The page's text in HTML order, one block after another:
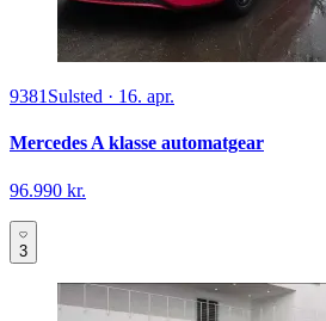
9381 Sulsted · 16. apr.
Mercedes A klasse automatgear
96.990 kr.
3